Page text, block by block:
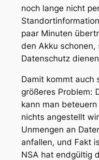
noch lange nicht
paar Minuten
den Akku
Datenschutz
Damit kommt auch
größeres Problem:
kann man
nichts angestellt
Unmengen an
anfallen, und Fakt
NSA hat endgültig